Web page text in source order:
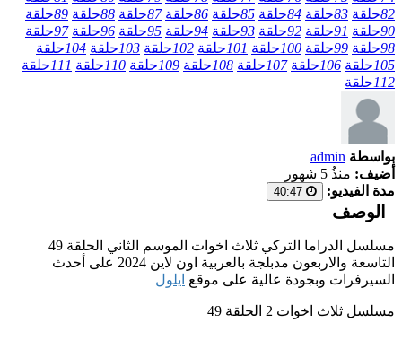
82حلقة 83حلقة 84حلقة 85حلقة 86حلقة 87حلقة 88حلقة 89حلقة
90حلقة 91حلقة 92حلقة 93حلقة 94حلقة 95حلقة 96حلقة 97حلقة
98حلقة 99حلقة 100حلقة 101حلقة 102حلقة 103حلقة 104حلقة
105حلقة 106حلقة 107حلقة 108حلقة 109حلقة 110حلقة 111حلقة
112حلقة
بواسطة admin
أضيف: منذُ 5 شهور
مدة الفيديو:
الوصف
مسلسل الدراما التركي ثلاث اخوات الموسم الثاني الحلقة 49
التاسعة والاربعون مدبلجة بالعربية اون لاين 2024 على أحدث
السيرفرات وبجودة عالية على موقع ايلول
مسلسل ثلاث اخوات 2 الحلقة 49